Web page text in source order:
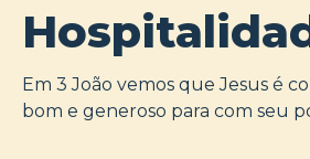
Em 3 João vemos que Jesus é
bom e generoso para com seu